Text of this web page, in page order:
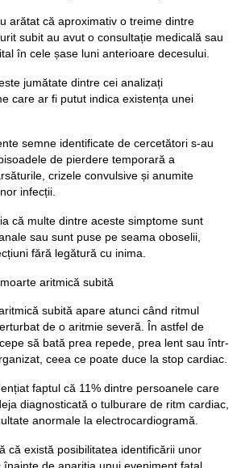
arătat că aproximativ o treime dintre
subit au avut o consultație medicală sau
în cele șase luni anterioare decesului.
jumătate dintre cei analizați
care ar fi putut indica existența unei
semne identificate de cercetători s-au
de pierdere temporară a
crizele convulsive și anumite
infecții.
că multe dintre aceste simptome sunt
sau sunt puse pe seama oboselii,
fără legătură cu inima.
aritmică subită
subită apare atunci când ritmul
de o aritmie severă. În astfel de
să bată prea repede, prea lent sau într-
ceea ce poate duce la stop cardiac.
faptul că 11% dintre persoanele care
diagnosticată o tulburare de ritm cardiac,
anormale la electrocardiogramă.
că există posibilitatea identificării unor
de apariția unui eveniment fatal.